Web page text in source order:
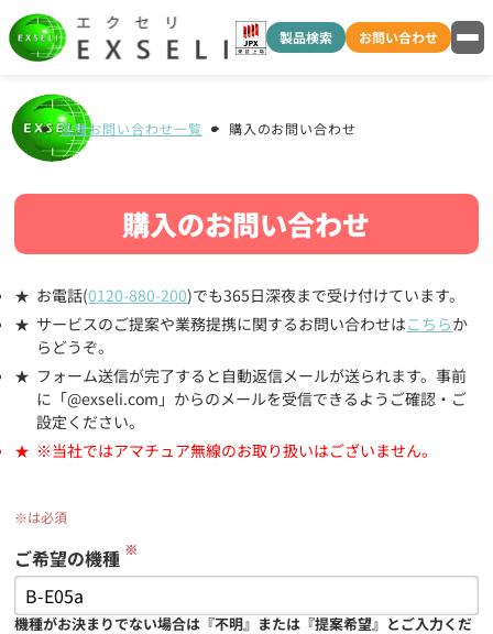
製品検索 お問い合わせ
各種お問い合わせ一覧 購入のお問い合わせ
購入のお問い合わせ
お電話(0120-880-200)でも365日深夜まで受け付けています。
サービスのご提案や業務提携に関するお問い合わせはこちらか
らどうぞ。
フォーム送信が完了すると自動返信メールが送られます。事前
に「@exseli.com」からのメールを受信できるようご確認・ご
設定ください。
※当社ではアマチュア無線のお取り扱いはございません。
※は必須
ご希望の機種 ※
機種がお決まりでない場合は『不明』または『提案希望』とご入力くだ